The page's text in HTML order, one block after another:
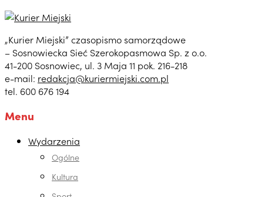
„Kurier Miejski” czasopismo samorządowe
– Sosnowiecka Sieć Szerokopasmowa Sp. z o.o.
41-200 Sosnowiec, ul. 3 Maja 11 pok. 216-218
e-mail: redakcja@kuriermiejski.com.pl
tel. 600 676 194
Menu
Wydarzenia
Ogólne
Kultura